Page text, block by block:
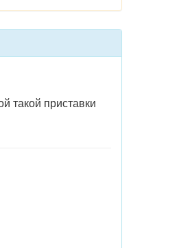
такой приставки